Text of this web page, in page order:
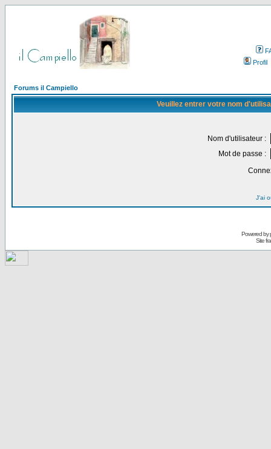
Profil
Forums il Campiello
Veuillez entrer votre nom
Nom d'utilisateur :
Mot de passe :
J'ai
Powered by
Site